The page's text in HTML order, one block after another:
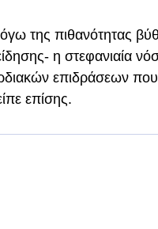
της πιθανότητας
η στεφανιαία
επιδράσεων
επίσης.